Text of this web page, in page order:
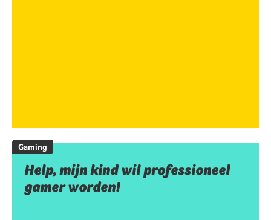
Gaming
Help, mijn kind wil professioneel
gamer worden!